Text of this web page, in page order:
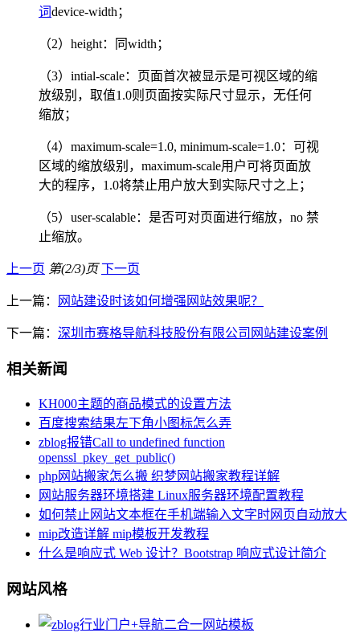
词device-width；
（2）height：同width；
（3）intial-scale：页面首次被显示是可视区域的缩
放级别，取值1.0则页面按实际尺寸显示，无任何
缩放；
（4）maximum-scale=1.0, minimum-scale=1.0：可视
区域的缩放级别，maximum-scale用户可将页面放
大的程序，1.0将禁止用户放大到实际尺寸之上；
（5）user-scalable：是否可对页面进行缩放，no 禁
止缩放。
上一页 第(2/3)页 下一页
上一篇： 网站建设时该如何增强网站效果呢？
下一篇： 深圳市赛格导航科技股份有限公司网站建设案例
相关新闻
KH000主题的商品模式的设置方法
百度搜索结果左下角小图标怎么弄
zblog报错Call to undefined function
openssl_pkey_get_public()
php网站搬家怎么搬 织梦网站搬家教程详解
网站服务器环境搭建 Linux服务器环境配置教程
如何禁止网站文本框在手机端输入文字时网页自动放大
mip改造详解 mip模板开发教程
什么是响应式 Web 设计？Bootstrap 响应式设计简介
网站风格